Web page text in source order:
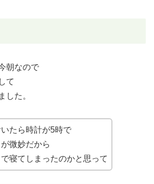
朝なので
て
した。
たら時計が5時で
微妙だから
寝てしまったのかと思って